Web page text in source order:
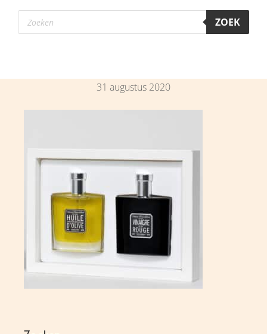
Producten
zoeken ZOEK
31 augustus 2020